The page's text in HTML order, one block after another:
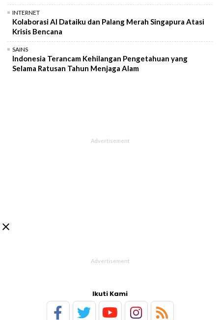
INTERNET
Kolaborasi AI Dataiku dan Palang Merah Singapura Atasi
Krisis Bencana
SAINS
Indonesia Terancam Kehilangan Pengetahuan yang
Selama Ratusan Tahun Menjaga Alam

Ikuti Kami